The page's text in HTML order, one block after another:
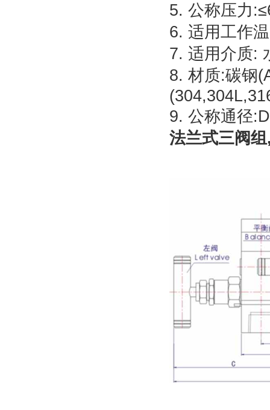
5. 公称压力
6. 适用工作
7. 适用介质:
8. 材质:碳钢
9. 公称通径
法兰式三阀